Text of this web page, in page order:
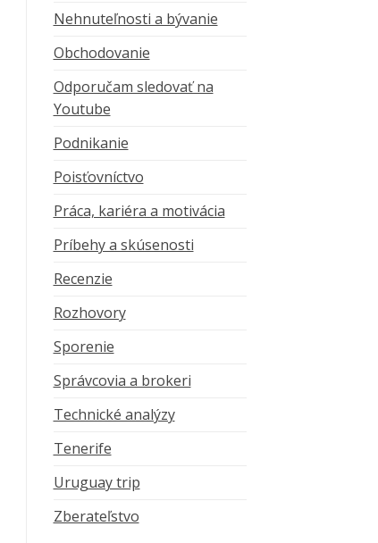
Nehnuteľnosti a bývanie
Obchodovanie
Odporučam sledovať na
Youtube
Podnikanie
Poisťovníctvo
Práca, kariéra a motivácia
Príbehy a skúsenosti
Recenzie
Rozhovory
Sporenie
Správcovia a brokeri
Technické analýzy
Tenerife
Uruguay trip
Zberateľstvo